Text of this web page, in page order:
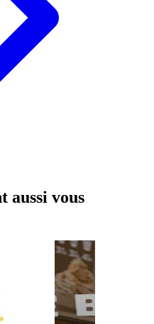
aussi vous